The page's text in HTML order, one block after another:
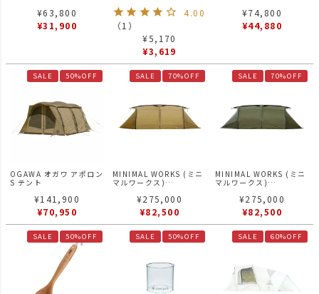
¥63,800
¥31,900
クリーン 風防
4.00
（1 ）
¥5,170
¥3,619
¥74,800
¥44,880
SALE 50%OFF
OGAWA オガワ アポロン
S テント
¥141,900
¥70,950
SALE 70%OFF
MINIMAL WORKS (ミニ
マルワークス)
ルター¥275,000
¥82,500
SALE 70%OFF
MINIMAL WORKS (ミニ
マルワークス)
ェルター
¥275,000
¥82,500
SALE 50%OFF SALE 50%OFF SALE 60%OFF